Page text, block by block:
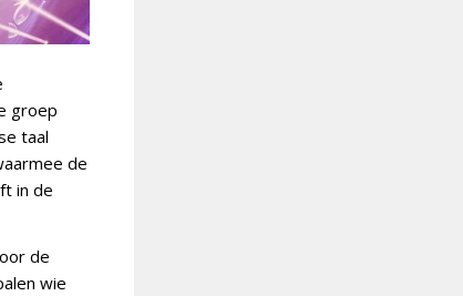
groep
taal
de
in de
de
wie